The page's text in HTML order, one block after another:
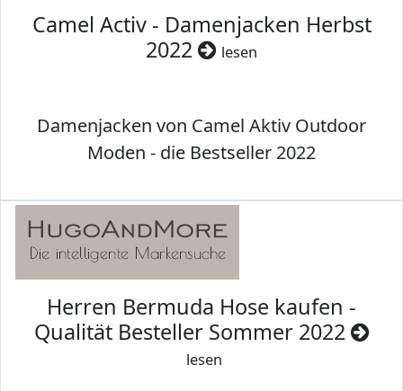
Camel Activ - Damenjacken Herbst
2022
lesen
Damenjacken von Camel Aktiv Outdoor
Moden - die Bestseller 2022
Herren Bermuda Hose kaufen -
Qualität Besteller Sommer 2022
lesen